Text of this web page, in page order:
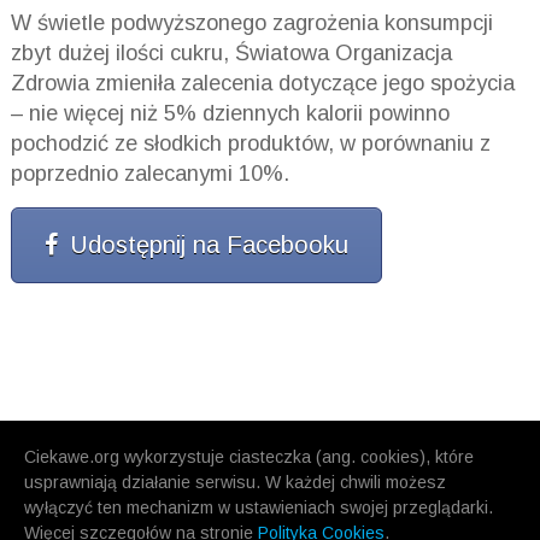
Ciekawe.org wykorzystuje ciasteczka (ang. cookies), które
usprawniają działanie serwisu. W każdej chwili możesz
wyłączyć ten mechanizm w ustawieniach swojej przeglądarki.
Więcej szczegołów na stronie Polityka Cookies.
W świetle podwyższonego zagrożenia konsumpcji
zbyt dużej ilości cukru, Światowa Organizacja
Zdrowia zmieniła zalecenia dotyczące jego spożycia
– nie więcej niż 5% dziennych kalorii powinno
pochodzić ze słodkich produktów, w porównaniu z
poprzednio zalecanymi 10%.
Udostępnij na Facebooku